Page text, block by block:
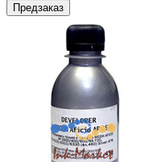
Предзаказ